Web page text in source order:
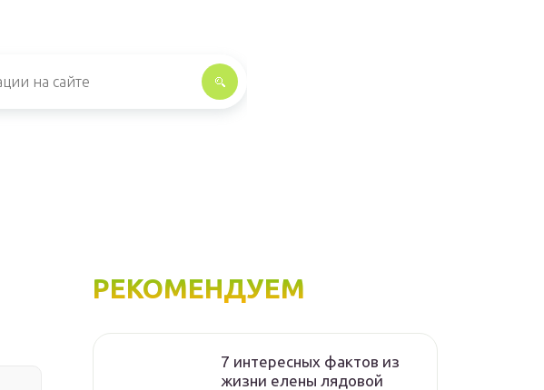
РЕКОМЕНДУЕМ
7 интересных фактов из
жизни елены лядовой